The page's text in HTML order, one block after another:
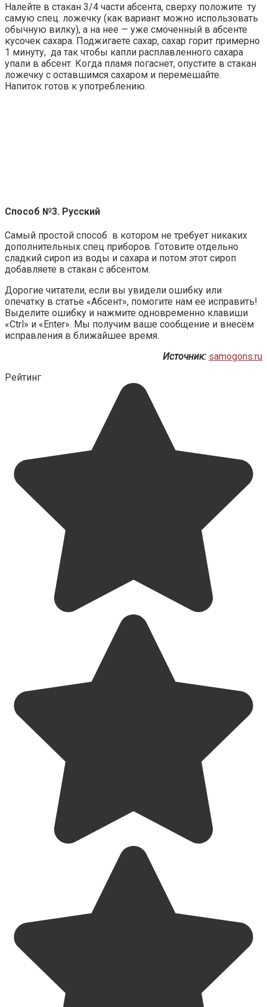
Налейте в стакан 3/4 части абсента, сверху положите ту
самую спец. ложечку (как вариант можно использовать
обычную вилку), а на нее — уже смоченный в абсенте
кусочек сахара. Поджигаете сахар, сахар горит примерно
1 минуту, да так чтобы капли расплавленного сахара
упали в абсент. Когда пламя погаснет, опустите в стакан
ложечку с оставшимся сахаром и перемешайте.
Напиток готов к употреблению.
Способ №3. Русский
Самый простой способ в котором не требует никаких
дополнительных спец приборов. Готовите отдельно
сладкий сироп из воды и сахара и потом этот сироп
добавляете в стакан с абсентом.
Дорогие читатели, если вы увидели ошибку или
опечатку в статье «Абсент», помогите нам ее исправить!
Выделите ошибку и нажмите одновременно клавиши
«Ctrl» и «Enter». Мы получим ваше сообщение и внесём
исправления в ближайшее время.
Источник: samogons.ru
Рейтинг